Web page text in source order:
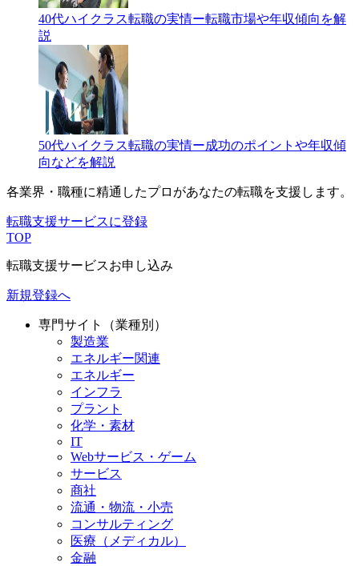
40代ハイクラス転職の実情ー転職市場や年収傾向を解
説
50代ハイクラス転職の実情ー成功のポイントや年収傾
向などを解説
各業界・職種に精通したプロがあなたの転職を支援します。
転職支援サービスに登録
TOP
転職支援サービスお申し込み
新規登録へ
専門サイト（業種別）
製造業
エネルギー関連
エネルギー
インフラ
プラント
化学・素材
IT
Webサービス・ゲーム
サービス
商社
流通・物流・小売
コンサルティング
医療（メディカル）
金融